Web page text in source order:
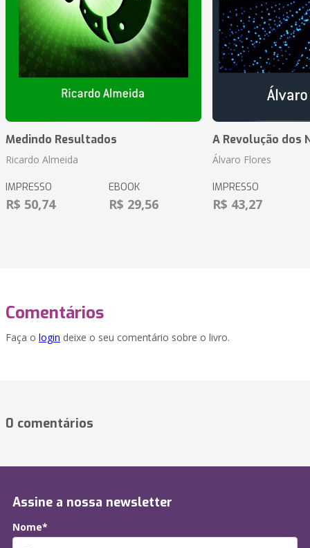
Medindo Resultados
Ricardo Almeida
IMPRESSO
R$ 50,74
EBOOK
R$ 29,56
A Revolução dos
Álvaro Flores
IMPRESSO
R$ 43,27
Comentários
Faça o login deixe o seu comentário sobre o livro.
0 comentários
Assine a nossa newsletter
Nome*